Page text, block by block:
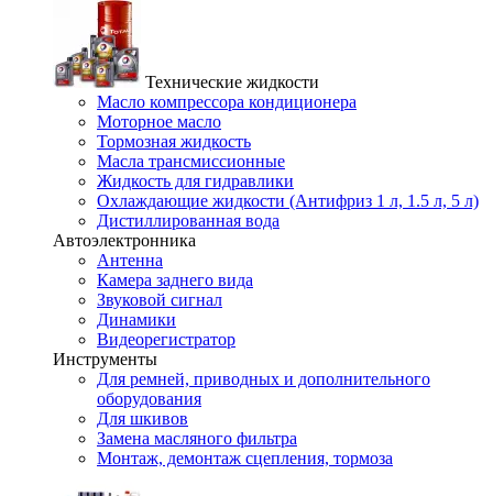
Технические жидкости
Масло компрессора кондиционера
Моторное масло
Тормозная жидкость
Масла трансмиссионные
Жидкость для гидравлики
Охлаждающие жидкости (Антифриз 1 л, 1.5 л, 5 л)
Дистиллированная вода
Автоэлектронника
Антенна
Камера заднего вида
Звуковой сигнал
Динамики
Видеорегистратор
Инструменты
Для ремней, приводных и дополнительного
оборудования
Для шкивов
Замена масляного фильтра
Монтаж, демонтаж сцепления, тормоза